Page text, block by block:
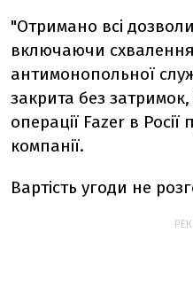
"Отримано всі
включаючи
антимонопольної
закрита без затримок,
операції Fazer в
компанії.
Вартість угоди не